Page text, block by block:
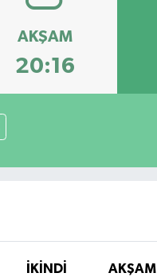
AKŞAM
20:16
İKINDI AKŞAM